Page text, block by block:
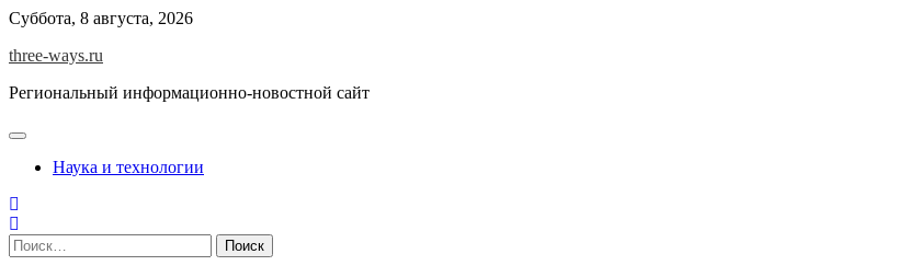
Skip
content
Суббота, 8 августа, 2026
three-ways.ru
Региональный информационно-новостной сайт
Наука и технологии
Найти: